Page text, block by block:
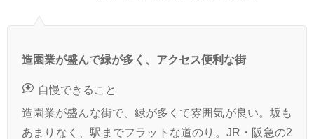
造園業が盛んで緑が多く、アクセス便利な街
自慢できること
造園業が盛んな街で、緑が多くて雰囲気が良い。坂も
あまりなく、駅までフラットな道のり。JR・阪急の2